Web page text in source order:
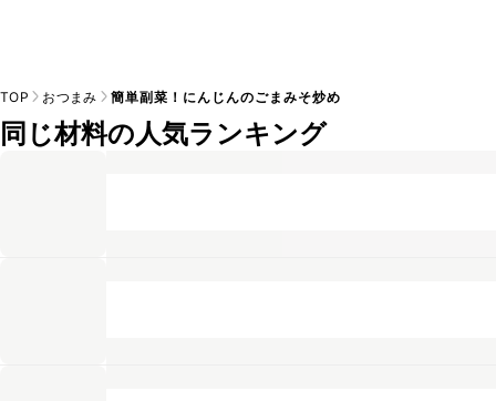
TOP おつまみ 簡単副菜！にんじんのごまみそ炒め
同じ材料の人気ランキング